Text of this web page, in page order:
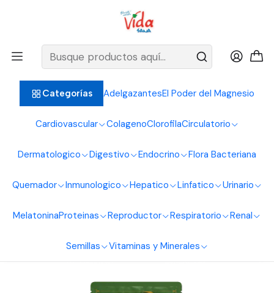
Categorías AdelgazantesEl Poder del Magnesio
Cardiovascular ColagenoClorofilaCirculatorio
Dermatologico Digestivo Endocrino Flora Bacteriana
Quemador Inmunologico Hepatico Linfatico Urinario
MelatoninaProteinas Reproductor Respiratorio Renal
Semillas Vitaminas y Minerales
BIENVENIDOS ALIMENTOS NATURALES VIDA SANA